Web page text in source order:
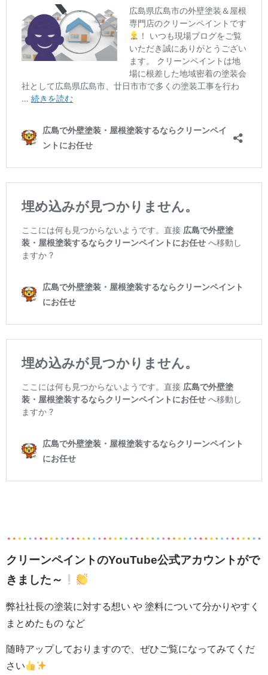
クリーンペイントのYouTube公式アカウントがで
きました～
弊社社長の塗装に対する想い や 塗料について分かりやすく
まとめたもの など
随時アップしておりますので、ぜひご覧になってみてくだ
さい